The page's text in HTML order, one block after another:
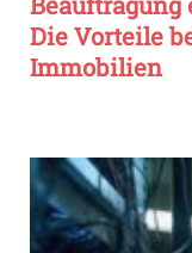
Die Vorteile
Immobilien